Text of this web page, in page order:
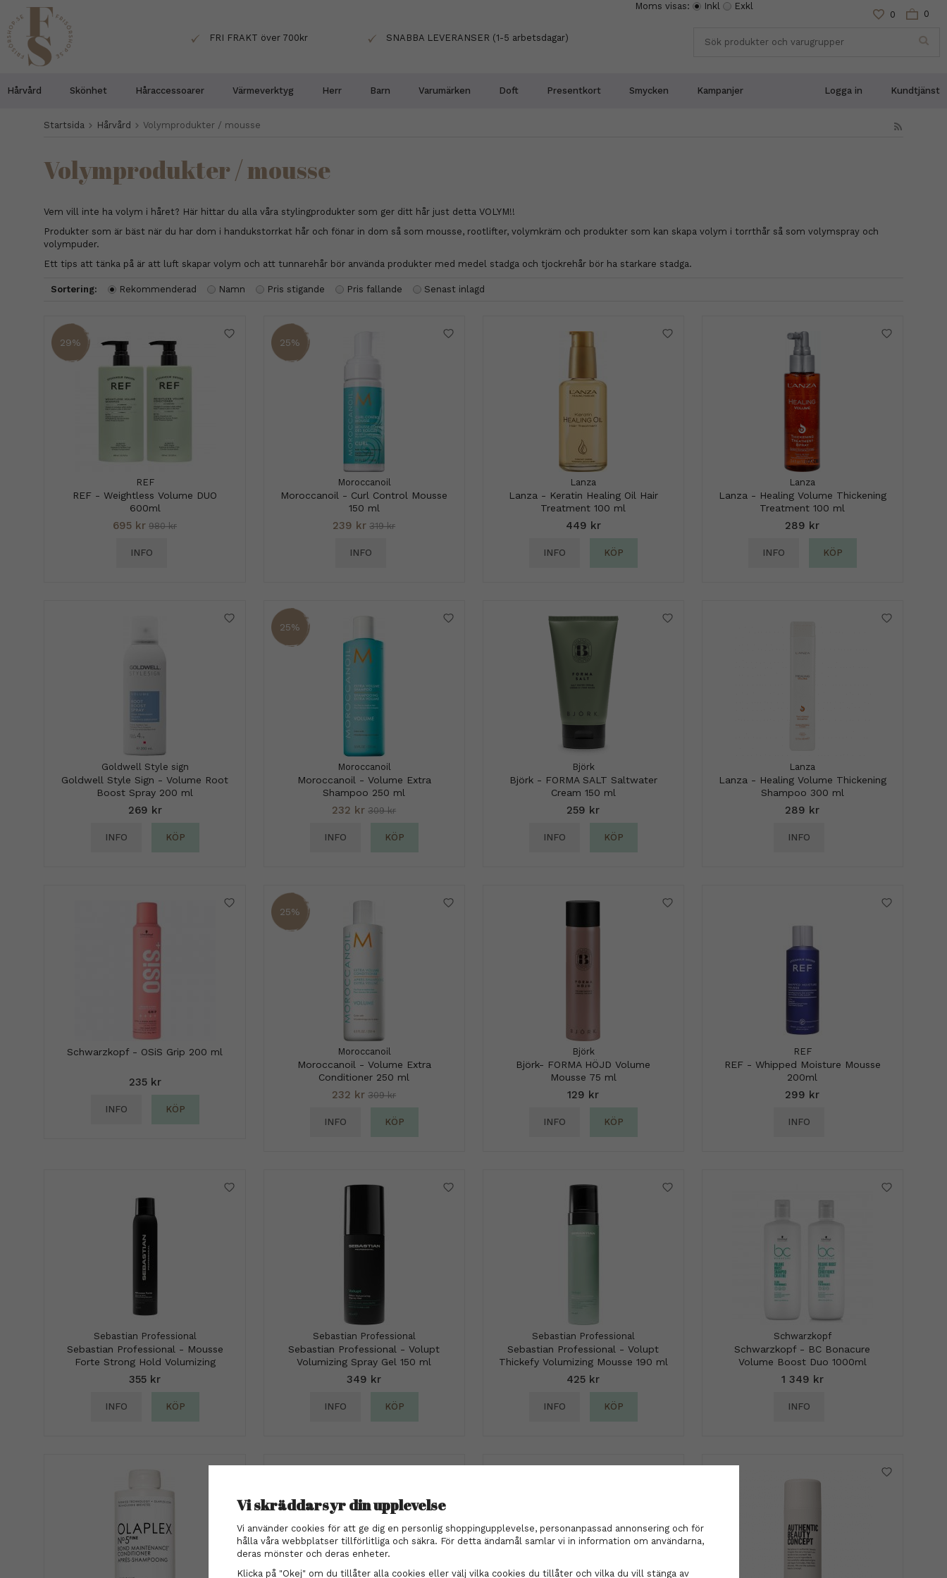
0 0
Moms visas: Inkl Exkl
FRI FRAKT över 700kr SNABBA LEVERANSER (1-5 arbetsdagar)
Hårvård Skönhet Håraccessoarer Värmeverktyg Herr Barn Varumärken Doft Presentkort Smycken Kampanjer Logga in Kundtjänst
Startsida Hårvård Volymprodukter / mousse
Volymprodukter / mousse
Vem vill inte ha volym i håret? Här hittar du alla våra stylingprodukter som ger ditt hår just detta VOLYM!!
Produkter som är bäst när du har dom i handukstorrkat hår och fönar in dom så som mousse, rootlifter, volymkräm och produkter som kan skapa volym i torrthår så som volymspray och
volympuder.
Ett tips att tänka på är att luft skapar volym och att tunnarehår bör använda produkter med medel stadga och tjockrehår bör ha starkare stadga.
Sortering: Rekommenderad Namn Pris stigande Pris fallande Senast inlagd
29%
REF
REF - Weightless Volume DUO
600ml
695 kr 980 kr
INFO
25%
Moroccanoil
Moroccanoil - Curl Control Mousse
150 ml
239 kr 319 kr
INFO
Lanza
Lanza - Keratin Healing Oil Hair
Treatment 100 ml
449 kr
INFO KÖP
Lanza
Lanza - Healing Volume Thickening
Treatment 100 ml
289 kr
INFO KÖP
Goldwell Style sign
Goldwell Style Sign - Volume Root
Boost Spray 200 ml
269 kr
INFO KÖP
25%
Moroccanoil
Moroccanoil - Volume Extra
Shampoo 250 ml
232 kr 309 kr
INFO KÖP
Björk
Björk - FORMA SALT Saltwater
Cream 150 ml
259 kr
INFO KÖP
Lanza
Lanza - Healing Volume Thickening
Shampoo 300 ml
289 kr
INFO
Schwarzkopf - OSiS Grip 200 ml
235 kr
INFO KÖP
25%
Moroccanoil
Moroccanoil - Volume Extra
Conditioner 250 ml
232 kr 309 kr
INFO KÖP
Björk
Björk- FORMA HÖJD Volume
Mousse 75 ml
129 kr
INFO KÖP
REF
REF - Whipped Moisture Mousse
200ml
299 kr
INFO
Sebastian Professional
Sebastian Professional - Mousse
Forte Strong Hold Volumizing
Mousse 200 ml
355 kr
INFO KÖP
Sebastian Professional
Sebastian Professional - Volupt
Volumizing Spray Gel 150 ml
349 kr
INFO KÖP
Sebastian Professional
Sebastian Professional - Volupt
Thickefy Volumizing Mousse 190 ml
425 kr
INFO KÖP
Schwarzkopf
Schwarzkopf - BC Bonacure
Volume Boost Duo 1000ml
1 349 kr
INFO
Vi skräddarsyr din upplevelse
Vi använder cookies för att ge dig en personlig shoppingupplevelse, personanpassad annonsering och för
hålla våra webbplatser tillförlitliga och säkra. För detta ändamål samlar vi in information om användarna,
deras mönster och deras enheter.
Klicka på "Okej" om du tillåter alla cookies eller välj vilka cookies du tillåter och vilka du vill stänga av